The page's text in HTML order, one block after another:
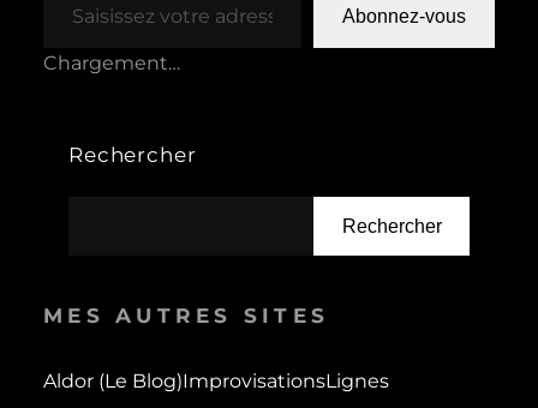
Abonnez-vous
Chargement…
Rechercher
Rechercher
MES AUTRES SITES
Aldor (le Blog)ImprovisationsLignes